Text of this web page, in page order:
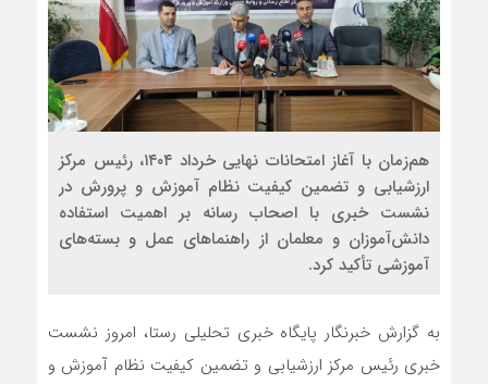
هم‌زمان با آغاز امتحانات نهایی خرداد ۱۴۰۴، رئیس مرکز
ارزشیابی و تضمین کیفیت نظام آموزش و پرورش در
نشست خبری با اصحاب رسانه بر اهمیت استفاده
دانش‌آموزان و معلمان از راهنماهای عمل و بسته‌های
آموزشی تأکید کرد.
به گزارش خبرنگار پایگاه خبری تحلیلی رستا، امروز نشست
خبری رئیس مرکز ارزشیابی و تضمین کیفیت نظام آموزش و